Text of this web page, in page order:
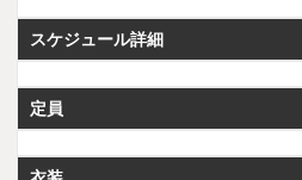
スケジュール詳細
定員